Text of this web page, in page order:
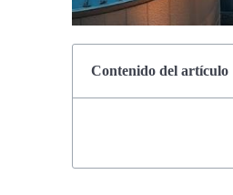
Contenido del artículo